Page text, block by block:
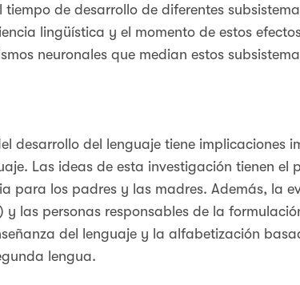
de desarrollo de diferentes
lingüística y el momento de estos
neuronales que median estos
desarrollo del lenguaje tiene implicaciones
Las ideas de esta investigación tienen el
para los padres y las madres. Además, la
las personas responsables de la
del lenguaje y la alfabetización
lengua.